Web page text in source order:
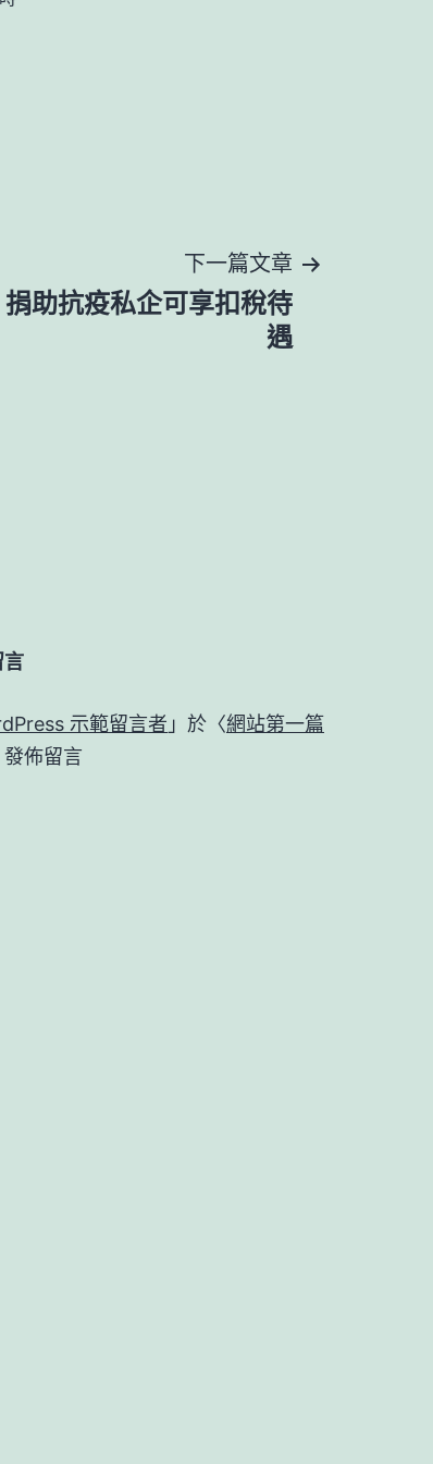
下一篇文章
助抗疫私企可享扣稅待
遇
言
示範留言者 」於〈網站第一篇
發佈留言